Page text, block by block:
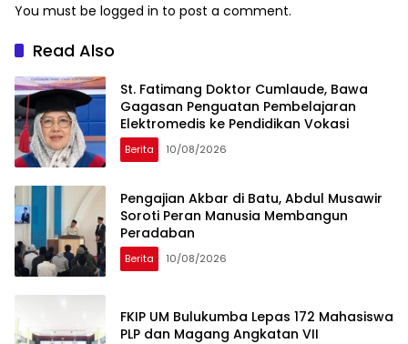
You must be logged in to post a comment.
Read Also
St. Fatimang Doktor Cumlaude, Bawa
Gagasan Penguatan Pembelajaran
Elektromedis ke Pendidikan Vokasi
Berita 10/08/2026
Pengajian Akbar di Batu, Abdul Musawir
Soroti Peran Manusia Membangun
Peradaban
Berita 10/08/2026
FKIP UM Bulukumba Lepas 172 Mahasiswa
PLP dan Magang Angkatan VII